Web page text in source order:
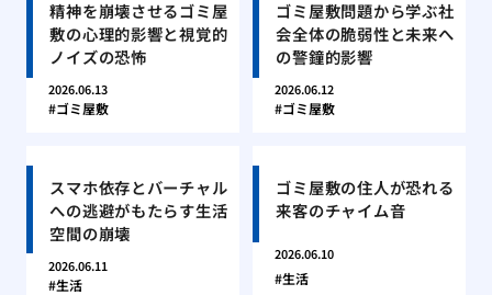
精神を崩壊させるゴミ屋
敷の心理的影響と視覚的
ノイズの恐怖
2026.06.13
ゴミ屋敷
ゴミ屋敷問題から学ぶ社
会全体の脆弱性と未来へ
の警鐘的影響
2026.06.12
ゴミ屋敷
スマホ依存とバーチャル
への逃避がもたらす生活
空間の崩壊
2026.06.11
生活
ゴミ屋敷の住人が恐れる
来客のチャイム音
2026.06.10
生活